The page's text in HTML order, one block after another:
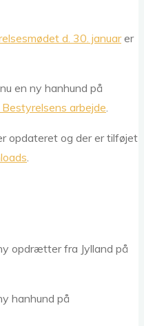
d. 30. januarer
en ny hanhund på
Bestyrelsens arbejde.
opdateret og der er tilføjet
.
opdrætter fra Jylland på
hanhund på